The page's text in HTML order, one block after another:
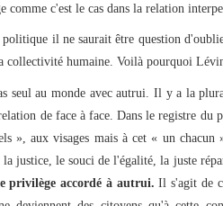
comme c'est le cas dans la relation
politique il ne saurait être question
collectivité humaine. Voilà pourquoi
seul au monde avec autrui. Il y a la
de face à face. Dans le registre
», aux visages mais à cet « un
justice, le souci de l'égalité, la juste
privilège accordé à autrui. Il s'agit de